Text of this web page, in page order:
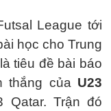
League tới
học cho Trung
tiêu đề bài báo
thắng của U23
Qatar. Trận đó